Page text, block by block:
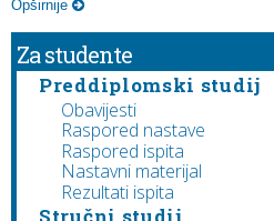
Opširnije
Za studente
Preddiplomski studij
Obavijesti
Raspored nastave
Raspored ispita
Nastavni materijal
Rezultati ispita